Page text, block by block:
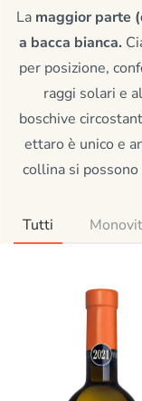
Lamaggior parte
a bacca bianca.
per posizione,
raggi solari e
boschive
ettaro è unico e
collina si
Tutti